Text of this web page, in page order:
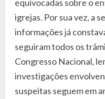
equivocadas sobre o
igrejas. Por sua vez, a
informações já
seguiram todos os
Congresso Nacional,
investigações
suspeitas seguem em